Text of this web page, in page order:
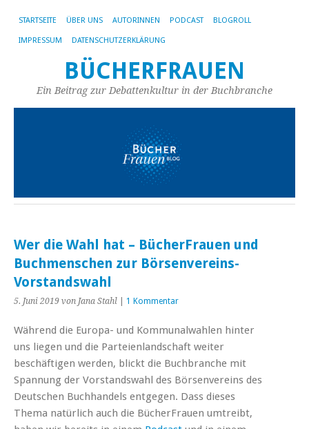
STARTSEITE ÜBER UNS AUTORINNEN PODCAST BLOGROLL
IMPRESSUM DATENSCHUTZERKLÄRUNG
BÜCHERFRAUEN
Ein Beitrag zur Debattenkultur in der Buchbranche
Wer die Wahl hat – BücherFrauen und
Buchmenschen zur Börsenvereins-
Vorstandswahl
5. Juni 2019 von Jana Stahl 1 Kommentar
Während die Europa- und Kommunalwahlen hinter
uns liegen und die Parteienlandschaft weiter
beschäftigen werden, blickt die Buchbranche mit
Spannung der Vorstandswahl des Börsenvereins des
Deutschen Buchhandels entgegen. Dass dieses
Thema natürlich auch die BücherFrauen umtreibt,